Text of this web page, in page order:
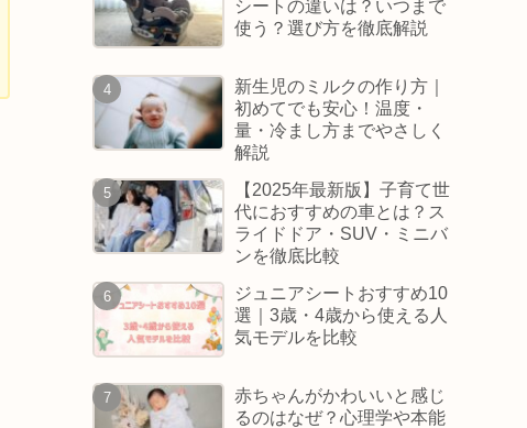
シートの違いは？いつまで
使う？選び方を徹底解説
新生児のミルクの作り方｜
初めてでも安心！温度・
量・冷まし方までやさしく
解説
【2025年最新版】子育て世
代におすすめの車とは？ス
ライドドア・SUV・ミニバ
ンを徹底比較
ジュニアシートおすすめ10
選｜3歳・4歳から使える人
気モデルを比較
赤ちゃんがかわいいと感じ
るのはなぜ？心理学や本能